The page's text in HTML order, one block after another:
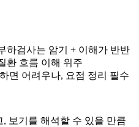
하검사는 암기 + 이해가 반반
환 흐름 이해 위주
면 어려우나, 요점 정리 필수
보기를 해석할 수 있을 만큼